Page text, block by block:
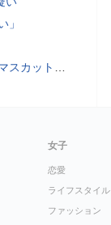
」
の男（42）逮捕 岡山県警
女子
恋愛
ライフスタイル
ファッション